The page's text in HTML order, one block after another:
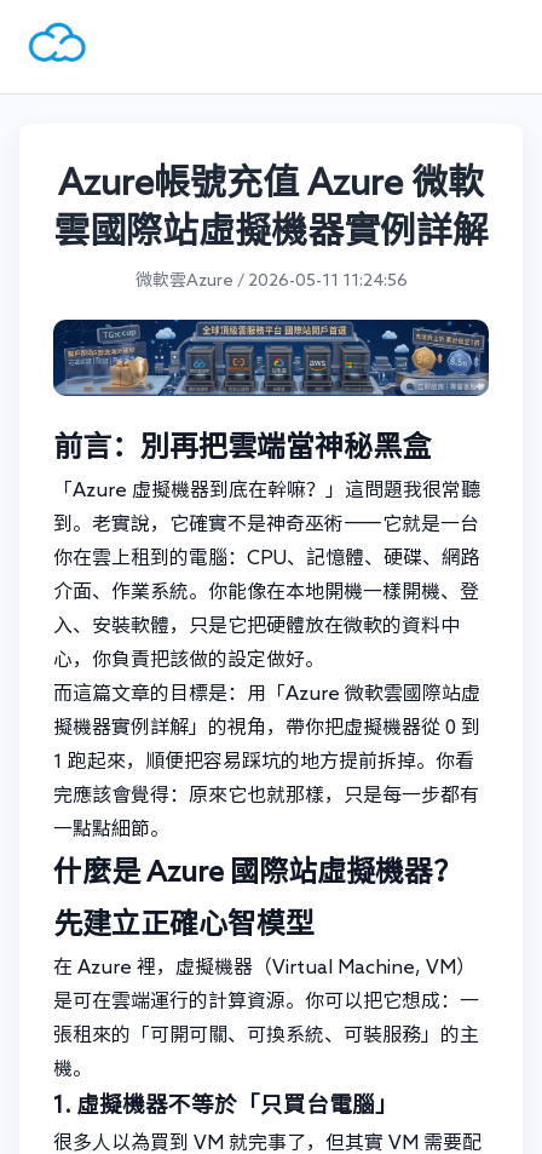
Azure帳號充值 Azure 微軟
雲國際站虛擬機器實例詳解
微軟雲Azure / 2026-05-11 11:24:56
前言：別再把雲端當神秘黑盒
「Azure 虛擬機器到底在幹嘛？」這問題我很常聽
到。老實說，它確實不是神奇巫術——它就是一台
你在雲上租到的電腦：CPU、記憶體、硬碟、網路
介面、作業系統。你能像在本地開機一樣開機、登
入、安裝軟體，只是它把硬體放在微軟的資料中
心，你負責把該做的設定做好。
而這篇文章的目標是：用「Azure 微軟雲國際站虛
擬機器實例詳解」的視角，帶你把虛擬機器從 0 到
1 跑起來，順便把容易踩坑的地方提前拆掉。你看
完應該會覺得：原來它也就那樣，只是每一步都有
一點點細節。
什麼是 Azure 國際站虛擬機器？
先建立正確心智模型
在 Azure 裡，虛擬機器（Virtual Machine, VM）
是可在雲端運行的計算資源。你可以把它想成：一
張租來的「可開可關、可換系統、可裝服務」的主
機。
1. 虛擬機器不等於「只買台電腦」
很多人以為買到 VM 就完事了，但其實 VM 需要配